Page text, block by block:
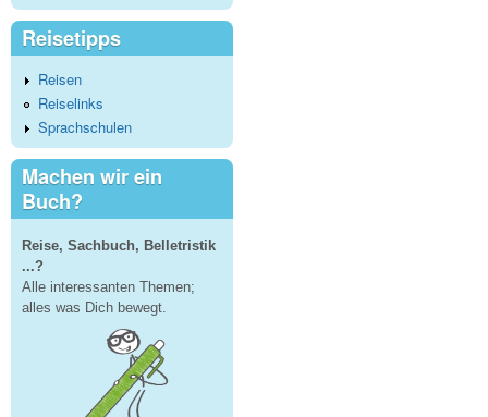
Reisetipps
Reisen
Reiselinks
Sprachschulen
Machen wir ein
Buch?
Reise, Sachbuch, Belletristik
...?
Alle interessanten Themen;
alles was Dich bewegt.